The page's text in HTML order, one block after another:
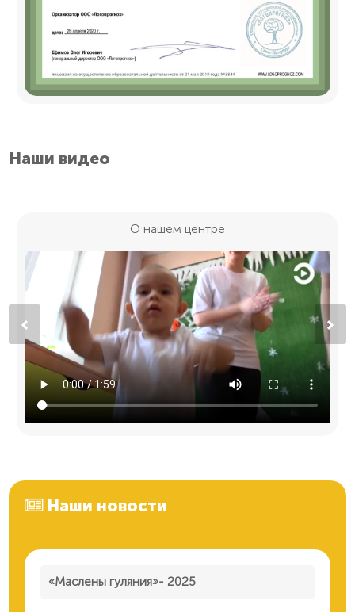
Наши видео
О нашем центре
Наши новости
«Маслены гуляния»- 2025